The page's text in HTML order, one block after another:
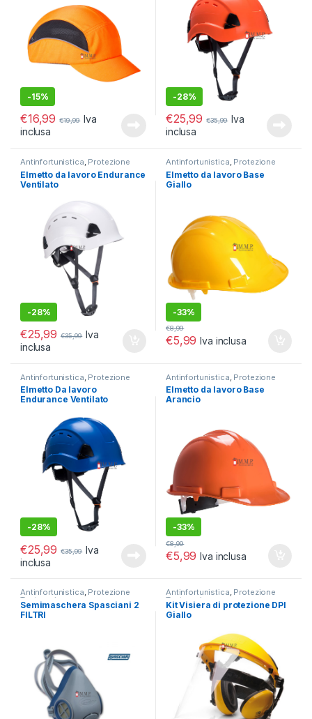
-15%
€16,99 €19,99 Iva
inclusa
-28%
€25,99 €35,99 Iva
inclusa
Antinfortunistica, Protezione
Testa e viso
Elmetto da lavoro Endurance
Ventilato
-28%
€25,99 €35,99 Iva
inclusa
Antinfortunistica, Protezione
Testa e viso
Elmetto da lavoro Base
Giallo
-33%
€5,99
€8,99
Iva inclusa
Antinfortunistica Protezione
Testa e viso
Elmetto Da lavoro
Endurance Ventilato
-28%
€25,99 €35,99 Iva
inclusa
Antinfortunistica Protezione
Testa e viso
Elmetto da lavoro Base
Arancio
-33%
€5,99
€8,99
Iva inclusa
Antinfortunistica, Protezione
Testa e viso
Semimaschera Spasciani 2
FILTRI
Antinfortunistica, Protezione
Testa e viso
Kit Visiera di protezione DPI
Giallo